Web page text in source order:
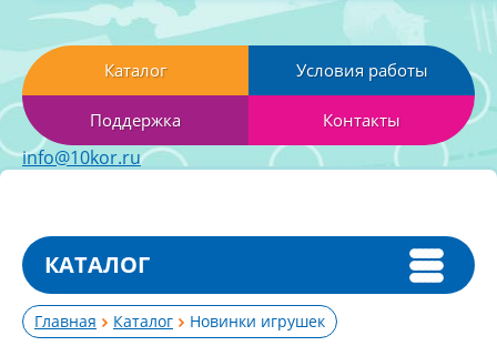
Каталог Условия работы
Поддержка Контакты
info@10kor.ru
КАТАЛОГ
Главная Каталог Новинки игрушек